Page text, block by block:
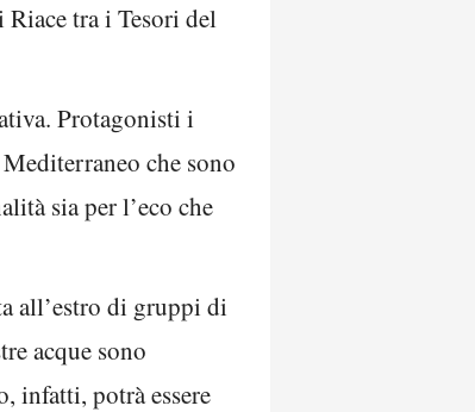
tra i Tesori del
Protagonisti i
che sono
sia per l’eco che
all’estro di gruppi di
acque sono
infatti, potrà essere